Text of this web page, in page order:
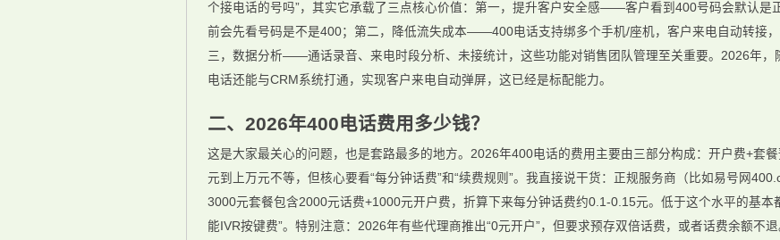
个接电话的号吗”，其实它承载了三点核心价值：第一，提升客户安全感——客户看到400号码会默认是
前会先看号码是不是400；第二，降低流失成本——400电话支持绑多个手机/座机，客户来电自动转接
三，数据分析——通话录音、来电时段分析、未接统计，这些功能对销售团队管理至关重要。2026年，
电话还能与CRM系统打通，实现客户来电自动弹屏，这已经是标配能力。
二、2026年400电话费用多少钱？
这是大家最关心的问题，也是套路最多的地方。2026年400电话的费用主要由三部分构成：开户费+套
元到上万元不等，但核心要看“每分钟话费”和“续费规则”。我直接说干货：正规服务商（比如易号网
3000元套餐包含2000元话费+1000元开户费，折算下来每分钟话费约0.1-0.15元。低于这个水平的基
能IVR按键费”。特别注意：2026年有些代理商推出“0元开户”，但要求预存双倍话费，或者话费余额不